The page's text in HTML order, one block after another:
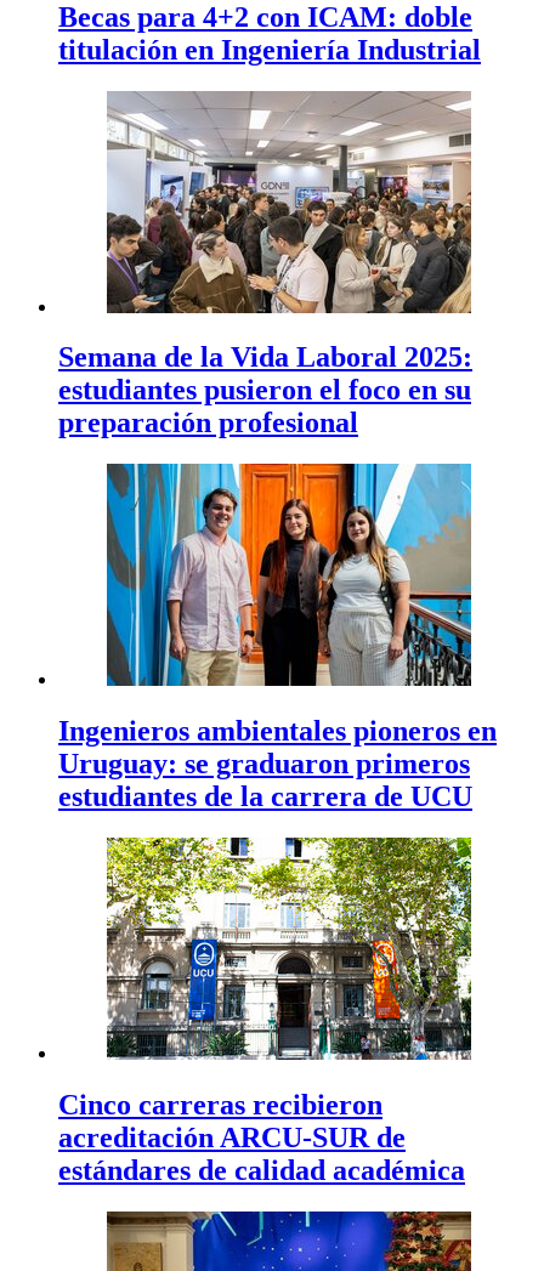
Becas para 4+2 con ICAM: doble
titulación en Ingeniería Industrial
Semana de la Vida Laboral 2025:
estudiantes pusieron el foco en su
preparación profesional
Ingenieros ambientales pioneros en
Uruguay: se graduaron primeros
estudiantes de la carrera de UCU
Cinco carreras recibieron
acreditación ARCU-SUR de
estándares de calidad académica